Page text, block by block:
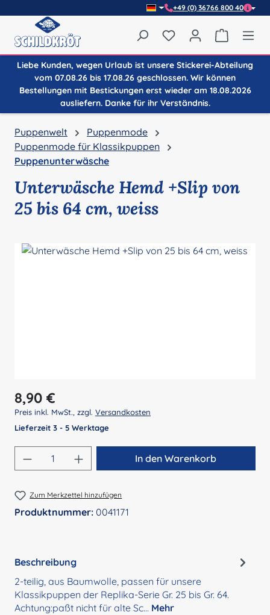
+49 (0) 36766 800 40
Du hast 0 Produkte
Liebe Kunden, wegen Urlaub ist unsere Stickerei-Abteilung
vom 07.08.26 bis 17.08.26 geschlossen. Wir können
Bestellungen mit Bestickungen erst wieder am 18.08.2026
ausliefern. Danke für ihr Verständnis.
Puppenwelt
Puppenmode
Puppenmode für Klassikpuppen
Puppenunterwäsche
Unterwäsche Hemd +Slip von
25 bis 64 cm, weiss
Regulärer Preis:
8,90 €
Preis inkl. MwSt., zzgl. Versandkosten
Lieferzeit 3 - 5 Werktage
Produkt Anzahl: Gib den gewünschten
In den Warenkorb
Zum Merkzettel hinzufügen
Produktnummer: 0041171
Beschreibung
2-teilig, aus Baumwolle, passen für unsere
Klassikpuppen der Replika-Serie Gr. 25 bis Gr. 64.
Achtung:paßt nicht für alte Sc… Mehr